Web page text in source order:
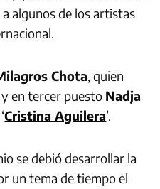
algunos de los artistas
Chota, quien
y en tercer puesto Nadja
Cristina Aguilera’.
se debió desarrollar la
un tema de tiempo el